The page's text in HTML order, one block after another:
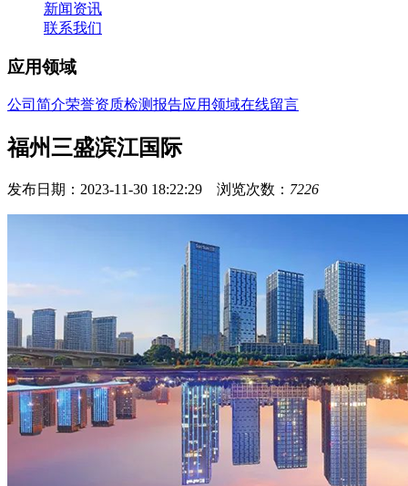
新闻资讯
联系我们
应用领域
公司简介荣誉资质检测报告应用领域在线留言
福州三盛滨江国际
发布日期：2023-11-30 18:22:29 浏览次数： 7226